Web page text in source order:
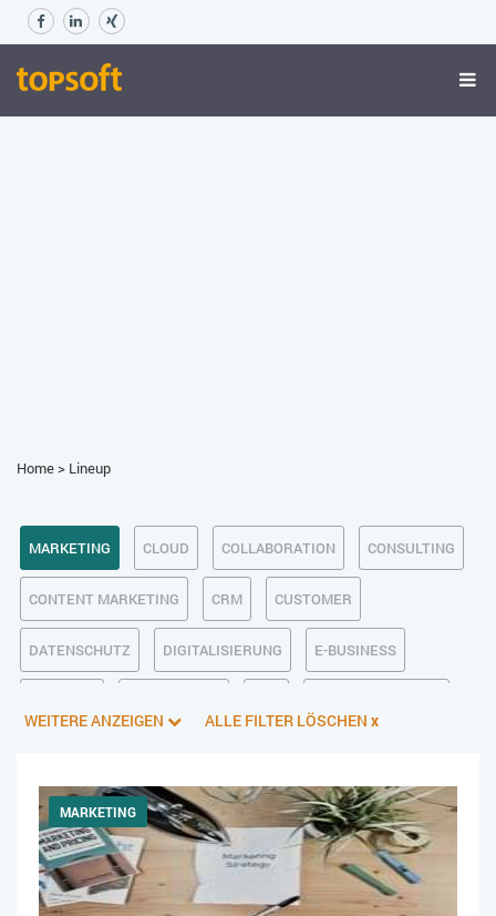
Home> Lineup
MARKETING CLOUD COLLABORATION CONSULTING
CONTENT MARKETING CRM CUSTOMER
DATENSCHUTZ DIGITALISIERUNG E-BUSINESS
LOGISTIK MANAGEMENT & FÜHRUNG
ONLINE-MARKETING PIM PROJEKTMANAGEMENT
SERVICE SICHERHEIT SMART WORK
WEITERE ANZEIGEN ALLE FILTER LÖSCHEN x
MARKETING